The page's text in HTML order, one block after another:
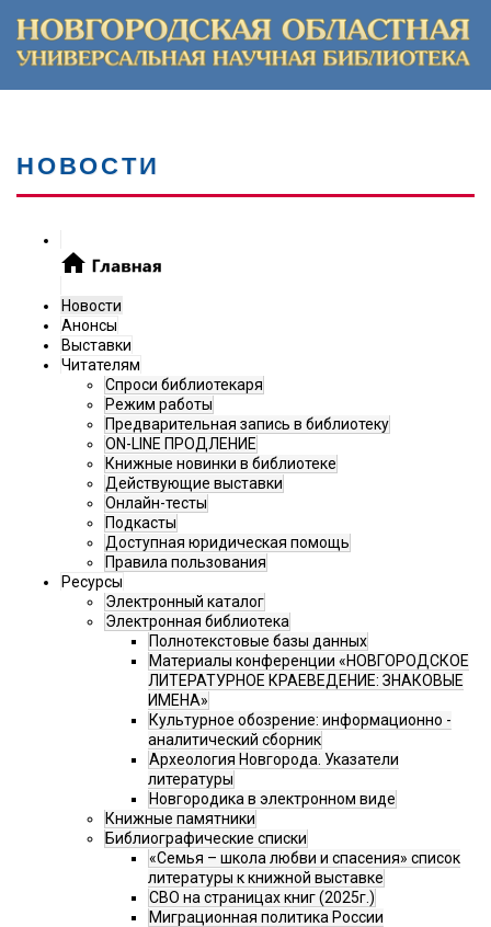
НОВОСТИ
Новости
Анонсы
Выставки
Читателям
Спроси библиотекаря
Режим работы
Предварительная запись в библиотеку
ON-LINE ПРОДЛЕНИЕ
Книжные новинки в библиотеке
Действующие выставки
Онлайн-тесты
Подкасты
Доступная юридическая помощь
Правила пользования
Ресурсы
Электронный каталог
Электронная библиотека
Полнотекстовые базы данных
Материалы конференции «НОВГОРОДСКОЕ
ЛИТЕРАТУРНОЕ КРАЕВЕДЕНИЕ: ЗНАКОВЫЕ
ИМЕНА»
Культурное обозрение: информационно -
аналитический сборник
Археология Новгорода. Указатели
литературы
Новгородика в электронном виде
Книжные памятники
Библиографические списки
«Семья – школа любви и спасения» список
литературы к книжной выставке
СВО на страницах книг (2025г.)
Миграционная политика России